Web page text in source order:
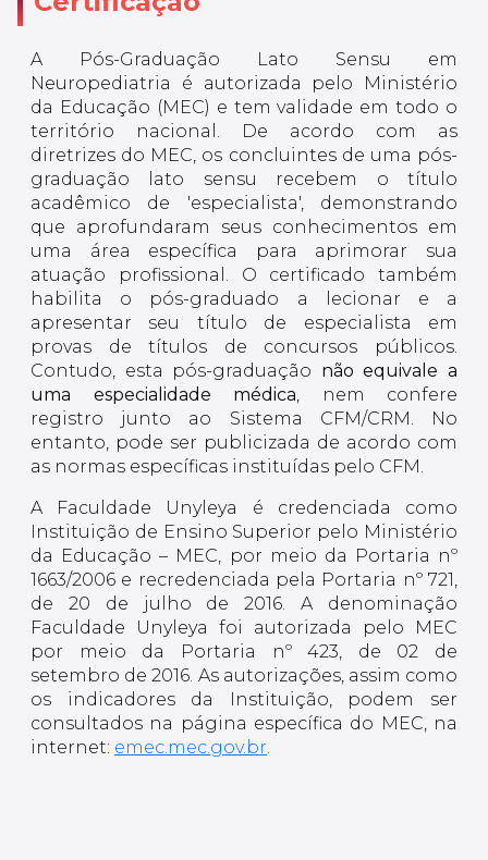
A Pós-Graduação Lato Sensu em
Neuropediatria é autorizada pelo Ministério
da Educação (MEC) e tem validade em todo o
território nacional. De acordo com as
diretrizes do MEC, os concluintes de uma pós-
graduação lato sensu recebem o título
acadêmico de 'especialista', demonstrando
que aprofundaram seus conhecimentos em
uma área específica para aprimorar sua
atuação profissional. O certificado também
habilita o pós-graduado a lecionar e a
apresentar seu título de especialista em
provas de títulos de concursos públicos.
Contudo, esta pós-graduação não equivale a
uma especialidade médica, nem confere
registro junto ao Sistema CFM/CRM. No
entanto, pode ser publicizada de acordo com
as normas específicas instituídas pelo CFM.
A Faculdade Unyleya é credenciada como
Instituição de Ensino Superior pelo Ministério
da Educação – MEC, por meio da Portaria nº
1663/2006 e recredenciada pela Portaria nº 721,
de 20 de julho de 2016. A denominação
Faculdade Unyleya foi autorizada pelo MEC
por meio da Portaria nº 423, de 02 de
setembro de 2016. As autorizações, assim como
os indicadores da Instituição, podem ser
consultados na página específica do MEC, na
internet: emec.mec.gov.br.